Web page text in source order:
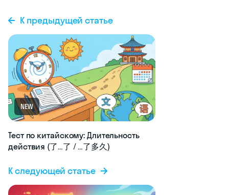
К предыдущей статье
NEW
Тест по китайскому: Длительность
действия (了…了 / …了多久)
К следующей статье